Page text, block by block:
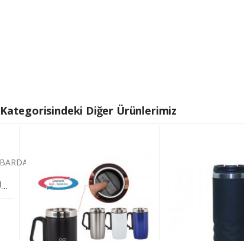
Kategorisindeki Diğer Ürünlerimiz
TERMOS TİPİ ÇELİK KUPA BARDAK 300 ML